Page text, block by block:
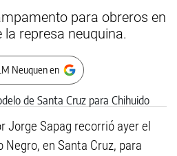
para obreros en
represa neuquina.
Neuquen en
Jorge Sapag recorrió ayer el
en Santa Cruz, para